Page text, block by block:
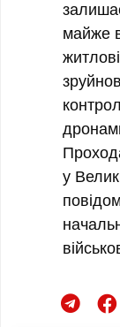
майже
у